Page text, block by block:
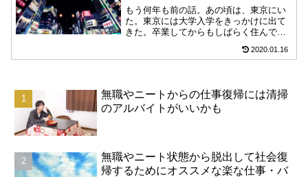
もう何年も前の話。あの頃は、東京にい
た。東京には大学入学をきっかけに出て
きた。卒業してからもしばらく住んでい
「渋谷」「新宿」にすぐ行ける距離にあ
2020.01.16
無職やニートからの仕事復帰には清掃
のアルバイトがいいかも
無職やニート状態から脱出して社会復
帰するためにオススメな楽な仕事・バ